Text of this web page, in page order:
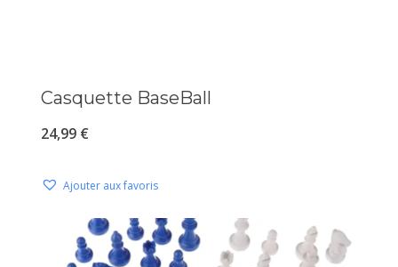
Casquette BaseBall
24,99 €
Ajouter aux favoris